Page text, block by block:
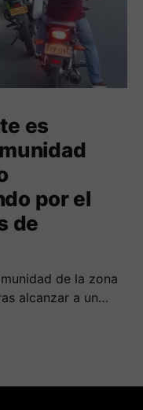
es
por el
de
de la zona
alcanzar a un
lo incineraran,